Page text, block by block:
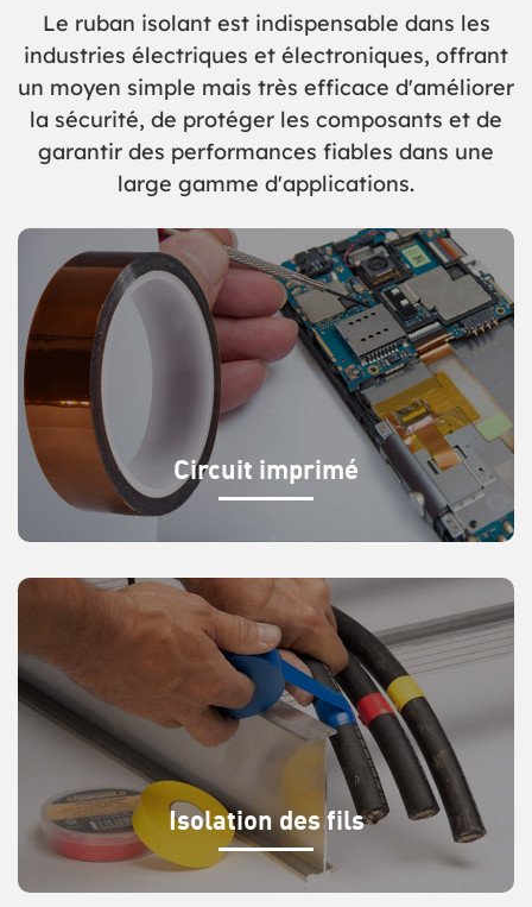
Le ruban isolant est indispensable dans les
industries électriques et électroniques, offrant
un moyen simple mais très efficace d'améliorer
la sécurité, de protéger les composants et de
garantir des performances fiables dans une
large gamme d'applications.
Circuit imprimé
Isolation des fils